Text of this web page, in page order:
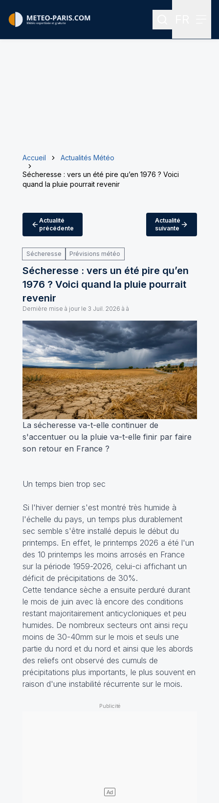
Rechercher
Accueil
Actualités Météo
Sécheresse : vers un été pire qu’en 1976 ? Voici
quand la pluie pourrait revenir
Actualité
précédente
Actualité
suivante
Sécheresse Prévisions météo
Sécheresse : vers un été pire qu’en
1976 ? Voici quand la pluie pourrait
revenir
Dernière mise à jour le 3 Juil. 2026 à à
La sécheresse va-t-elle continuer de
s'accentuer ou la pluie va-t-elle finir par faire
son retour en France ?
Un temps bien trop sec
Si l'hiver dernier s'est montré très humide à
l'échelle du pays, un temps plus durablement
sec semble s'être installé depuis le début du
printemps. En effet, le printemps 2026 a été l'un
des 10 printemps les moins arrosés en France
sur la période 1959-2026, celui-ci affichant un
déficit de précipitations de 30%.
Cette tendance sèche a ensuite perduré durant
le mois de juin avec là encore des conditions
restant majoritairement anticycloniques et peu
humides. De nombreux secteurs ont ainsi reçu
moins de 30-40mm sur le mois et seuls une
partie du nord et du nord et ainsi que les abords
des reliefs ont observé des cumuls de
précipitations plus importants, le plus souvent en
raison d'une instabilité récurrente sur le mois.